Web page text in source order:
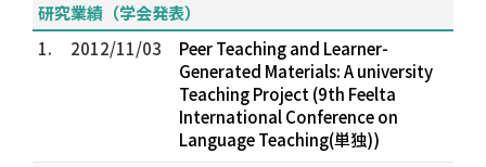
研究業績（学会発表）
1.
2012/11/03
Peer Teaching and Learner-
Generated Materials: A university
Teaching Project (9th Feelta
International Conference on
Language Teaching(単独))